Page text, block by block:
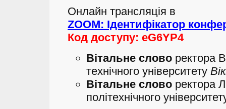
Онлайн трансляція в
ZOOM: Ідентифікатор
Код доступу: eG6YP4
Вітальне слово ректора
технічного університету
Вітальне слово ректора
політехнічного